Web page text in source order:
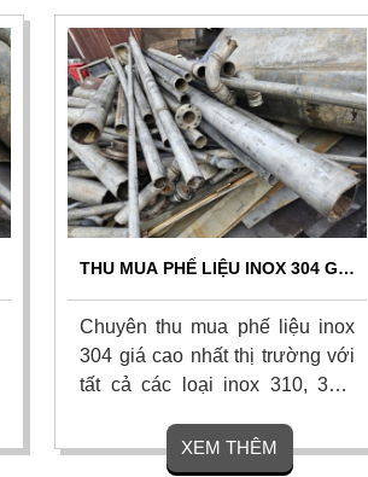
THU MUA PHẾ LIỆU INOX 304 GIÁ
BÁO GIÁ NGAY
Chuyên thu mua phế liệu inox
304 giá cao nhất thị trường với
tất cả các loại inox 310, 316,
nghiệp, nhà máy, công trình.
Quy trình cân đo uy tín, thanh
XEM THÊM